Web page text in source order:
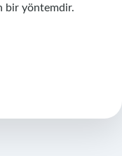
bir yöntemdir.